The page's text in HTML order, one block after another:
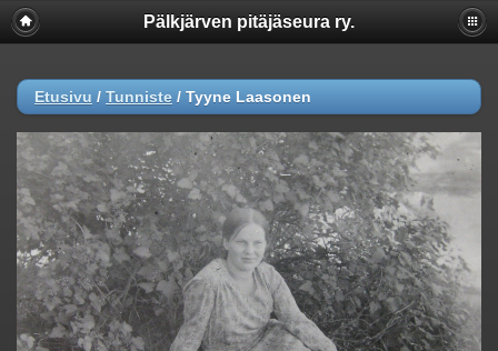
Pälkjärven pitäjäseura ry.
Etusivu / Tunniste / Tyyne Laasonen